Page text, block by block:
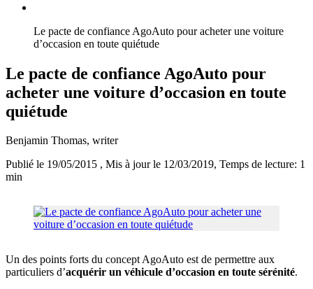
Le pacte de confiance AgoAuto pour acheter une voiture
d’occasion en toute quiétude
Le pacte de confiance AgoAuto pour
acheter une voiture d’occasion en toute
quiétude
Benjamin Thomas, writer
Publié le 19/05/2015 , Mis à jour le 12/03/2019, Temps de lecture: 1
min
Un des points forts du concept AgoAuto est de permettre aux
particuliers d’acquérir un véhicule d’occasion en toute sérénité.